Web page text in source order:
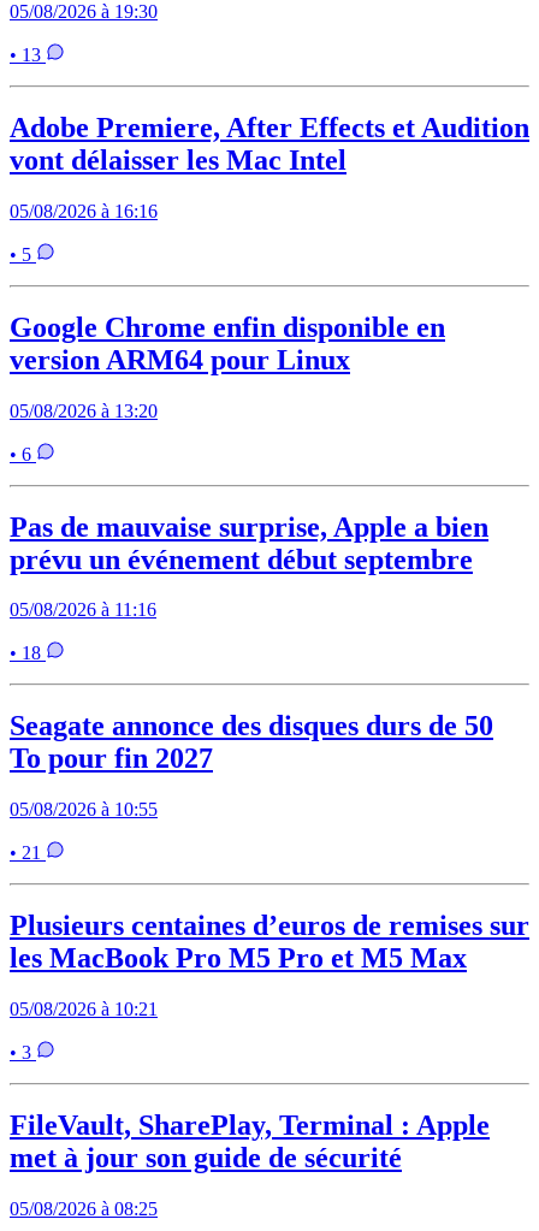
05/08/2026 à 19:30
• 13
Adobe Premiere, After Effects et Audition
vont délaisser les Mac Intel
05/08/2026 à 16:16
• 5
Google Chrome enfin disponible en
version ARM64 pour Linux
05/08/2026 à 13:20
• 6
Pas de mauvaise surprise, Apple a bien
prévu un événement début septembre
05/08/2026 à 11:16
• 18
Seagate annonce des disques durs de 50
To pour fin 2027
05/08/2026 à 10:55
• 21
Plusieurs centaines d’euros de remises sur
les MacBook Pro M5 Pro et M5 Max
05/08/2026 à 10:21
• 3
FileVault, SharePlay, Terminal : Apple
met à jour son guide de sécurité
05/08/2026 à 08:25